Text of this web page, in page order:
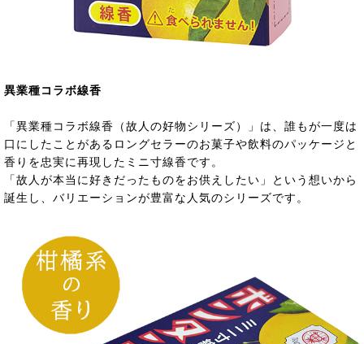
異業種コラボ線香
「異業種コラボ線香（故人の好物シリーズ）」は、誰もが一度は
口にしたことがあるロングセラーのお菓子や飲料のパッケージと
香りを忠実に再現したミニ寸線香です。
「故人が本当に好きだったものをお供えしたい」という想いから
誕生し、バリエーションが豊富な人気のシリーズです。